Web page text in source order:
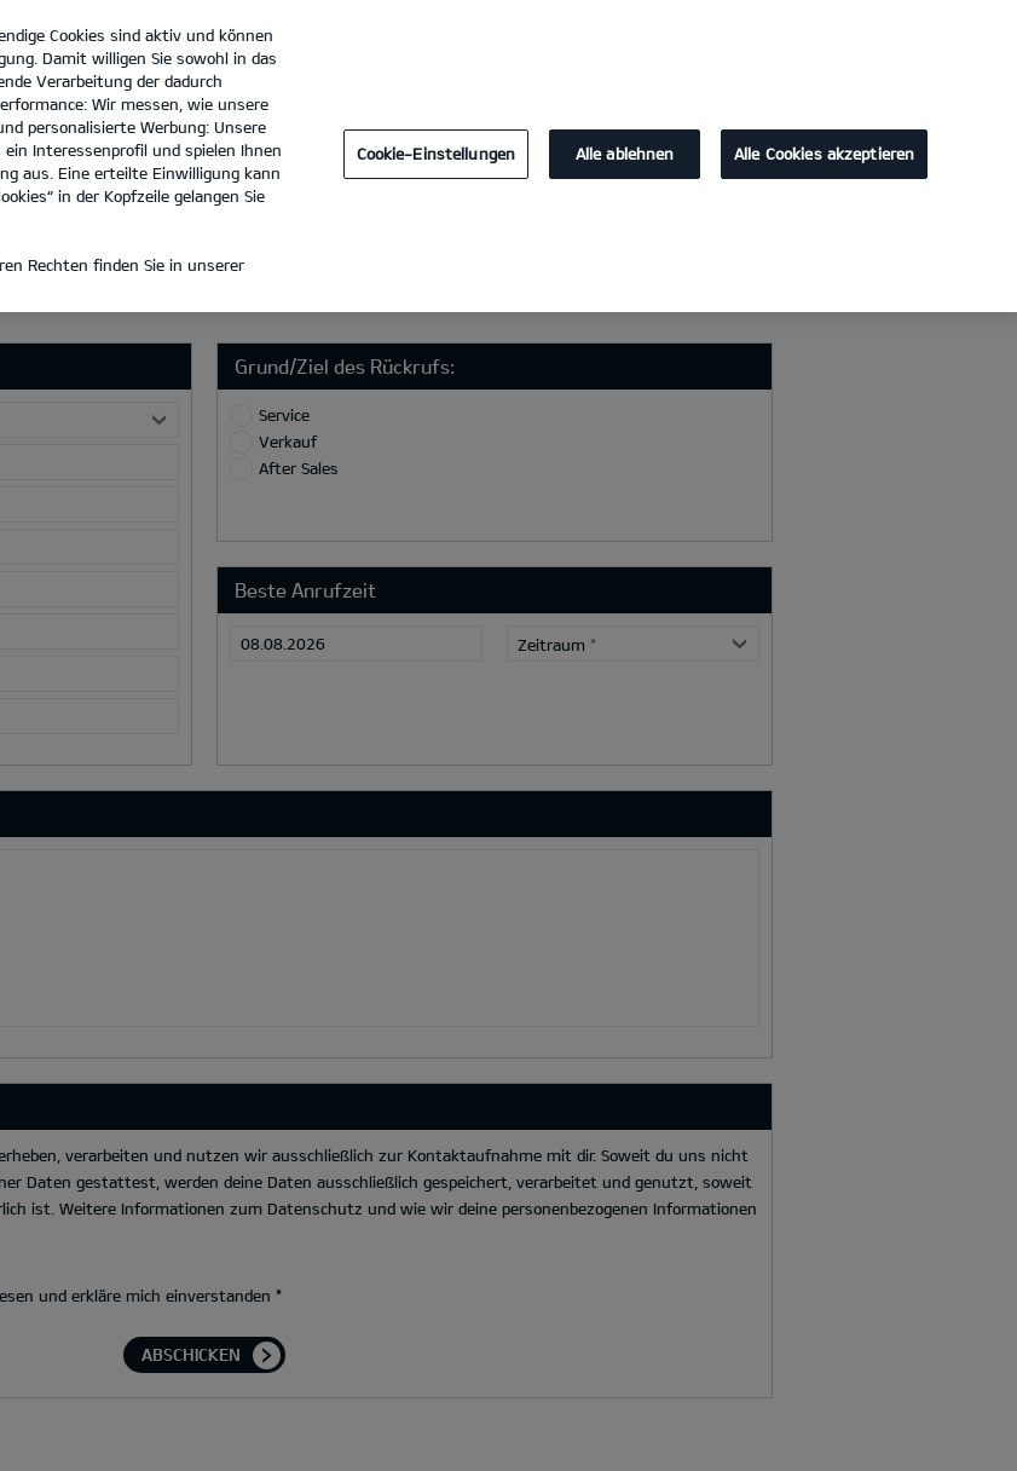
Automobile e.K. Tel. :04721 - 72190
Grund/Ziel des Rückrufs:
Service
Verkauf
After Sales
Beste Anrufzeit
Zeitraum *
verarbeiten und nutzen wir ausschließlich zur Kontaktaufnahme mit dir. Soweit du uns nicht
Daten gestattest, werden deine Daten ausschließlich gespeichert, verarbeitet und genutzt, soweit
ist. Weitere Informationen zum Datenschutz und wie wir deine personenbezogenen Informationen
und erkläre mich einverstanden *
ABSCHICKEN
Cookies sind aktiv und können
Damit willigen Sie sowohl in das
Verarbeitung der dadurch
Wir messen, wie unsere
personalisierte Werbung: Unsere
Interessenprofil und spielen Ihnen
aus. Eine erteilte Einwilligung kann
in der Kopfzeile gelangen Sie
Rechten finden Sie in unserer
Cookie-Einstellungen Alle ablehnen Alle Cookies akzeptieren